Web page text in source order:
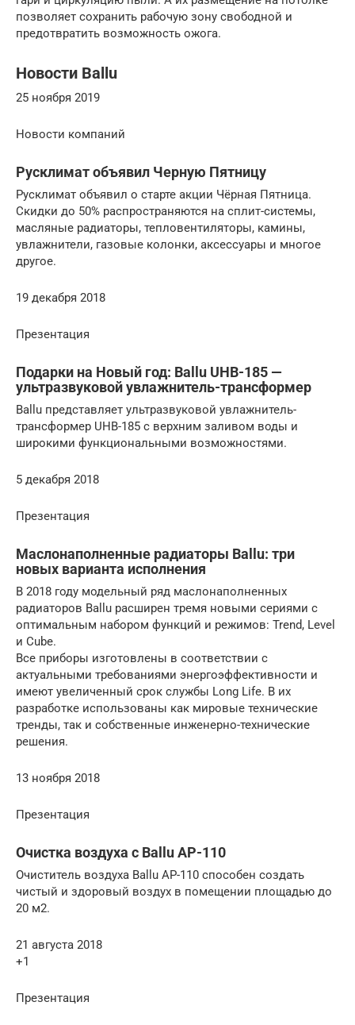
позволяет сохранить рабочую зону свободной и
предотвратить возможность ожога.
Новости Ballu
25 ноября 2019
Новости компаний
Русклимат объявил Черную Пятницу
Русклимат объявил о старте акции Чёрная Пятница.
Скидки до 50% распространяются на сплит-системы,
масляные радиаторы, тепловентиляторы, камины,
увлажнители, газовые колонки, аксессуары и многое
другое.
19 декабря 2018
Презентация
Подарки на Новый год: Ballu UHB-185 —
ультразвуковой увлажнитель-трансформер
Ballu представляет ультразвуковой увлажнитель-
трансформер UHB-185 с верхним заливом воды и
широкими функциональными возможностями.
5 декабря 2018
Презентация
Маслонаполненные радиаторы Ballu: три
новых варианта исполнения
В 2018 году модельный ряд маслонаполненных
радиаторов Ballu расширен тремя новыми сериями с
оптимальным набором функций и режимов: Trend, Level
и Cube.
Все приборы изготовлены в соответствии с
актуальными требованиями энергоэффективности и
имеют увеличенный срок службы Long Life. В их
разработке использованы как мировые технические
тренды, так и собственные инженерно-технические
решения.
13 ноября 2018
Презентация
Очистка воздуха с Ballu AP-110
Очиститель воздуха Ballu AP-110 способен создать
чистый и здоровый воздух в помещении площадью до
20 м2.
21 августа 2018
+1
Презентация